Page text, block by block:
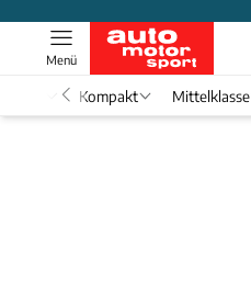
Menü
Kompakt Mittelklasse